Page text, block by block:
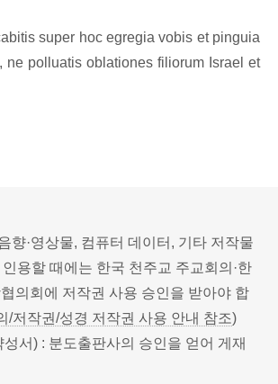
super hoc egregia vobis et pinguia
ne polluatis oblationes filiorum Israel et
향·영상물, 컴퓨터 데이터, 기타 저작물
용할 때에는 한국 천주교 주교회의·한
의회에 저작권 사용 승인을 받아야 합
/저작권/성경 저작권 사용 안내 참조)
서) : 분도출판사의 승인을 얻어 게재